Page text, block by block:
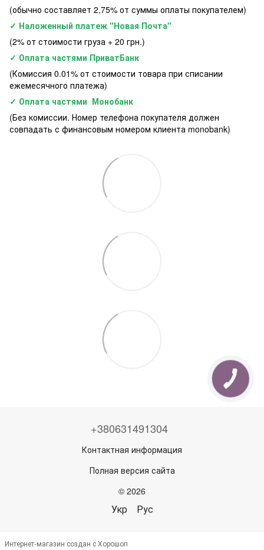
(обычно составляет 2,75% от суммы оплаты покупателем)
✓ Наложенный платеж "Новая Почта"
(2% от стоимости груза + 20 грн.)
✓ Оплата частями ПриватБанк
(Комиссия 0.01% от стоимости товара при списании
ежемесячного платежа)
✓ Оплата частями Монобанк
(Без комиссии. Номер телефона покупателя должен
совпадать с финансовым номером клиента monobank)
+380631491304
Контактная информация
Полная версия сайта
© 2026
Укр Рус
Интернет-магазин создан с Хорошоп